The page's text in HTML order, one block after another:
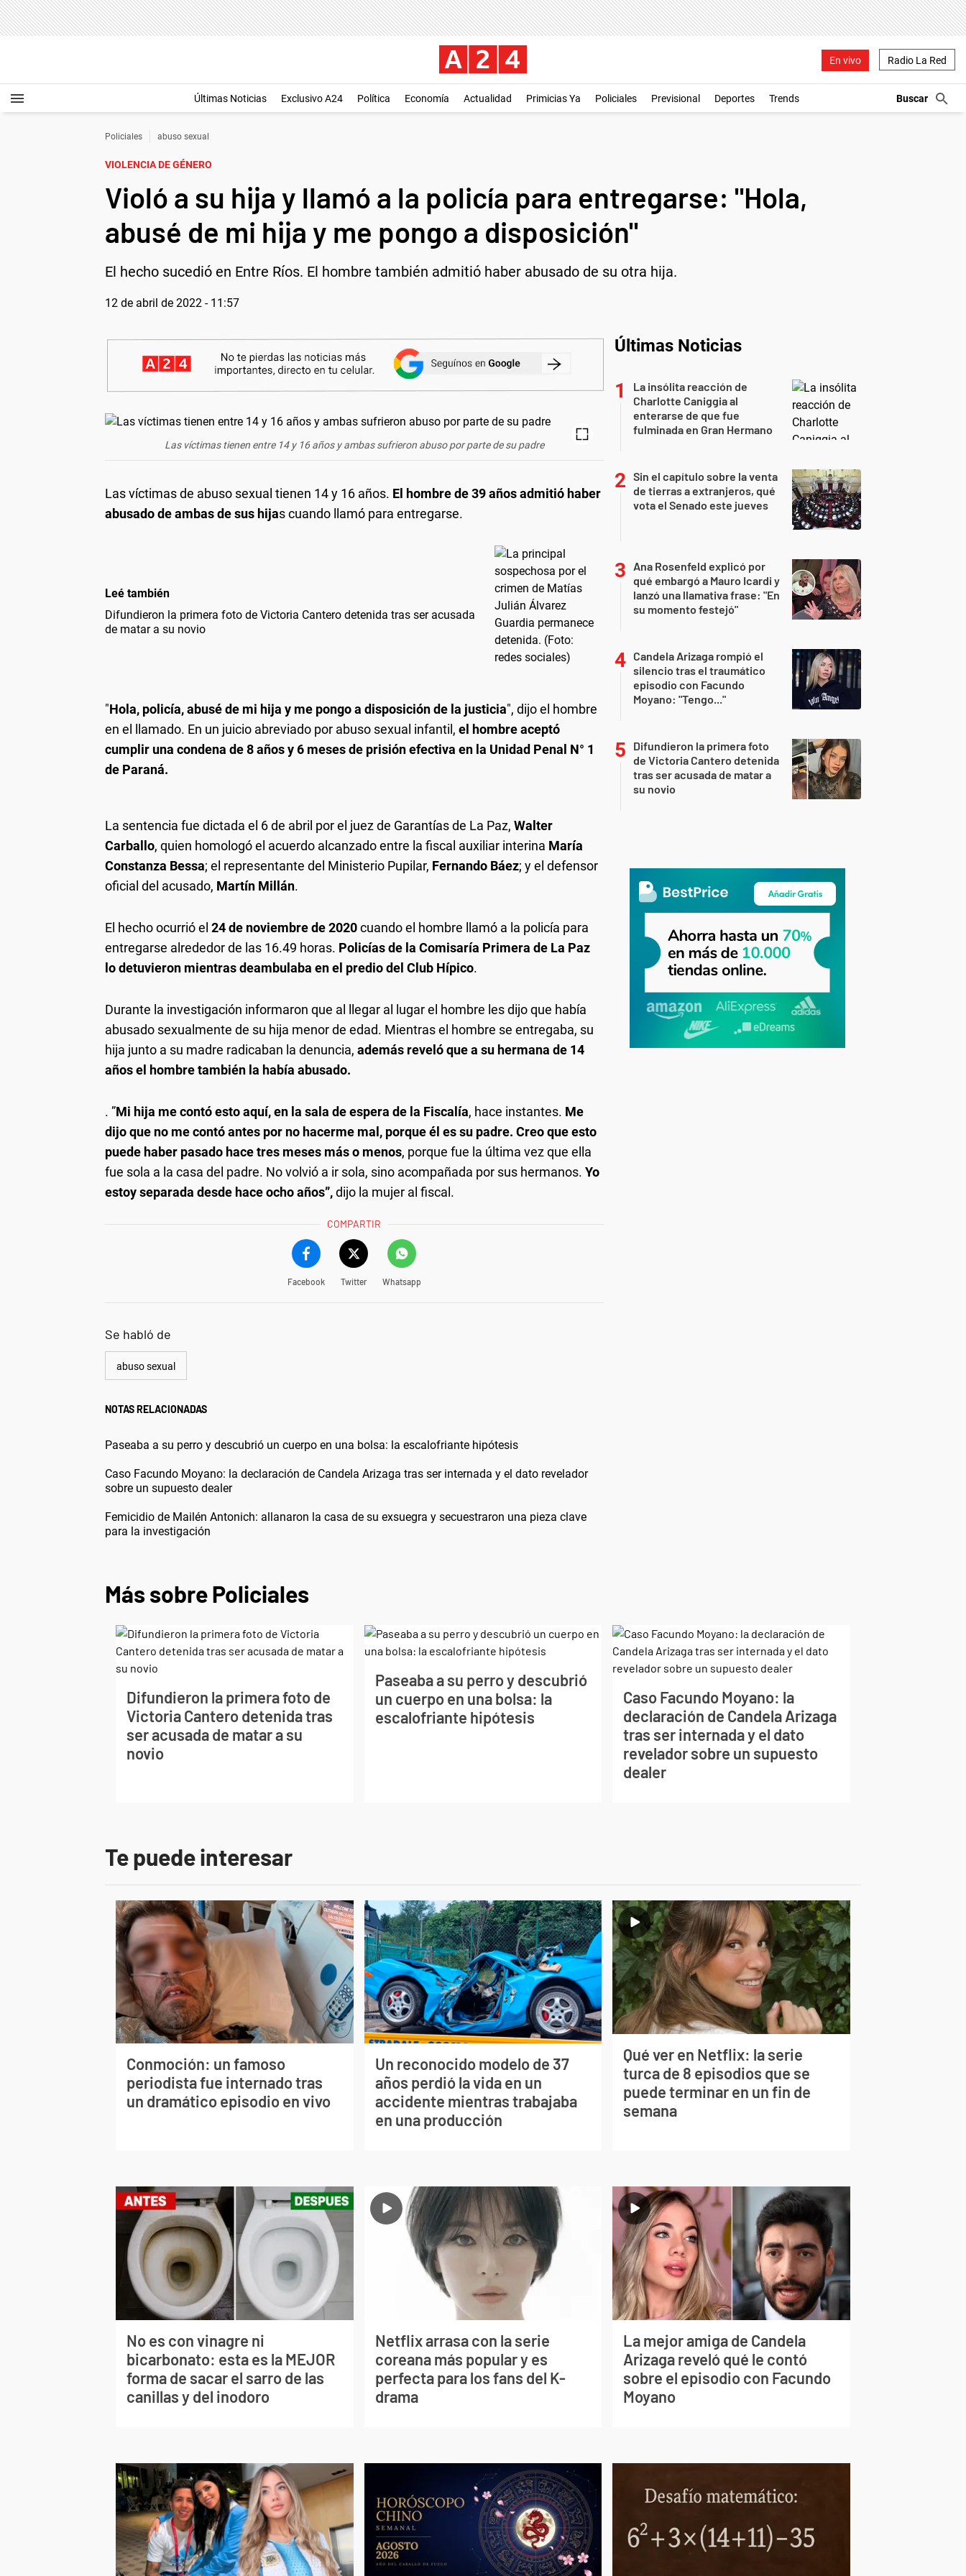
En vivo Radio La Red
Últimas Noticias Exclusivo A24 Política Economía Actualidad Primicias Ya Policiales Previsional Deportes Trends
Policiales abuso sexual
VIOLENCIA DE GÉNERO
Violó a su hija y llamó a la policía para entregarse: "Hola,
abusé de mi hija y me pongo a disposición"
El hecho sucedió en Entre Ríos. El hombre también admitió haber abusado de su otra hija.
12 de abril de 2022 - 11:57
Las víctimas tienen entre 14 y 16 años y ambas sufrieron abuso por parte de su padre
Las víctimas de abuso sexual tienen 14 y 16 años. El hombre de 39 años admitió haber
abusado de ambas de sus hijas cuando llamó para entregarse.
Leé también
Difundieron la primera foto de Victoria Cantero detenida tras ser acusada
de matar a su novio
"Hola, policía, abusé de mi hija y me pongo a disposición de la justicia", dijo el hombre
en el llamado. En un juicio abreviado por abuso sexual infantil, el hombre aceptó
cumplir una condena de 8 años y 6 meses de prisión efectiva en la Unidad Penal N° 1
de Paraná.
La sentencia fue dictada el 6 de abril por el juez de Garantías de La Paz, Walter
Carballo, quien homologó el acuerdo alcanzado entre la fiscal auxiliar interina María
Constanza Bessa; el representante del Ministerio Pupilar, Fernando Báez; y el defensor
oficial del acusado, Martín Millán.
El hecho ocurrió el 24 de noviembre de 2020cuando el hombre llamó a la policía para
entregarse alrededor de las 16.49 horas. Policías de la Comisaría Primera de La Paz
lo detuvieron mientras deambulaba en el predio del Club Hípico.
Durante la investigación informaron que al llegar al lugar el hombre les dijo que había
abusado sexualmente de su hija menor de edad. Mientras el hombre se entregaba, su
hija junto a su madre radicaban la denuncia, además reveló que a su hermana de 14
años el hombre también la había abusado.
. ”Mi hija me contó esto aquí, en la sala de espera de la Fiscalía, hace instantes. Me
dijo que no me contó antes por no hacerme mal, porque él es su padre. Creo que esto
puede haber pasado hace tres meses más o menos, porque fue la última vez que ella
fue sola a la casa del padre. No volvió a ir sola, sino acompañada por sus hermanos. Yo
estoy separada desde hace ocho años”,dijo la mujer al fiscal.
COMPARTIR
Facebook Twitter Whatsapp
Se habló de
abuso sexual
NOTAS RELACIONADAS
Paseaba a su perro y descubrió un cuerpo en una bolsa: la escalofriante hipótesis
Caso Facundo Moyano: la declaración de Candela Arizaga tras ser internada y el dato revelador
sobre un supuesto dealer
Femicidio de Mailén Antonich: allanaron la casa de su exsuegra y secuestraron una pieza clave
para la investigación
Últimas Noticias
La insólita reacción de
Charlotte Caniggia al
enterarse de que fue
fulminada en Gran Hermano
Sin el capítulo sobre la venta
de tierras a extranjeros, qué
vota el Senado este jueves
Ana Rosenfeld explicó por
qué embargó a Mauro Icardi y
lanzó una llamativa frase: "En
su momento festejó"
Candela Arizaga rompió el
silencio tras el traumático
episodio con Facundo
Moyano: "Tengo..."
Difundieron la primera foto
de Victoria Cantero detenida
tras ser acusada de matar a
su novio
Más sobre Policiales
Difundieron la primera foto de
Victoria Cantero detenida tras
ser acusada de matar a su
novio
Paseaba a su perro y descubrió
un cuerpo en una bolsa: la
escalofriante hipótesis
Caso Facundo Moyano: la
declaración de Candela Arizaga
tras ser internada y el dato
revelador sobre un supuesto
dealer
Te puede interesar
Conmoción: un famoso
periodista fue internado tras
un dramático episodio en vivo
Un reconocido modelo de 37
años perdió la vida en un
accidente mientras trabajaba
en una producción
Qué ver en Netflix: la serie
turca de 8 episodios que se
puede terminar en un fin de
semana
No es con vinagre ni
bicarbonato: esta es la MEJOR
forma de sacar el sarro de las
canillas y del inodoro
Netflix arrasa con la serie
coreana más popular y es
perfecta para los fans del K-
drama
La mejor amiga de Candela
Arizaga reveló qué le contó
sobre el episodio con Facundo
Moyano